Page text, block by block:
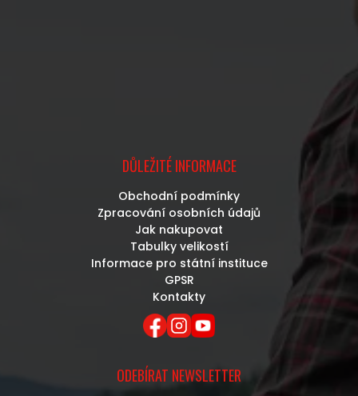
DŮLEŽITÉ INFORMACE
Obchodní podmínky
Zpracování osobních údajů
Jak nakupovat
Tabulky velikostí
Informace pro státní instituce
GPSR
Kontakty
ODEBÍRAT NEWSLETTER